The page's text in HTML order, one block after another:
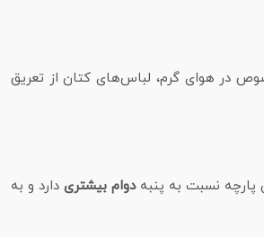
در هوای گرم، لباس‌های کتان از تعریق
نسبت به پنبهدوام بیشتریدارد و به